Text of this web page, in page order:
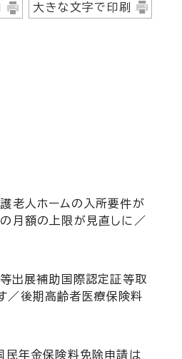
大きな文字で印刷
老人ホームの入所要件が
月額の上限が見直しに／
出展補助国際認定証等取
／後期高齢者医療保険料
民年金保険料免除申請は